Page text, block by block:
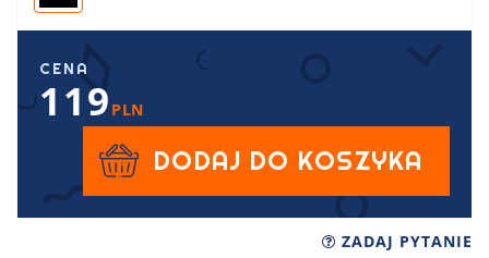
CENA
119 PLN
DODAJ DO KOSZYKA
ZADAJ PYTANIE